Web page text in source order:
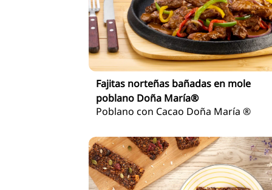
Fajitas norteñas bañadas en mole
poblano Doña María®
Poblano con Cacao Doña María ®